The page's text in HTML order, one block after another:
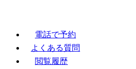
電話で予約
よくある質問
閲覧履歴